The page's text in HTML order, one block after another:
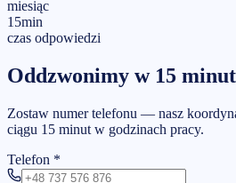
miesiąc
15min
czas odpowiedzi
Oddzwonimy w 15 minut
Zostaw numer telefonu — nasz
ciągu 15 minut w godzinach pracy.
Telefon *